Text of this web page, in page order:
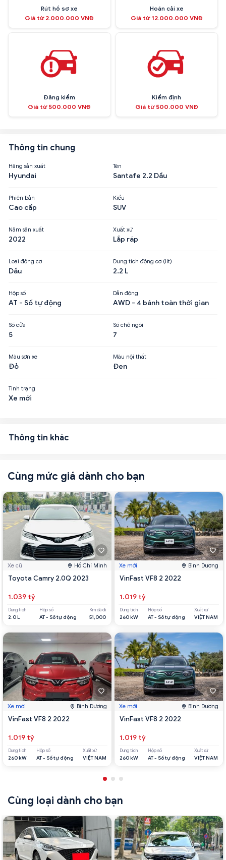
Rút hồ sơ xe
Giá từ 2.000.000 VNĐ
Hoán cải xe
Giá từ 12.000.000 VNĐ
Đăng kiểm
Giá từ 500.000 VNĐ
Kiểm định
Giá từ 500.000 VNĐ
Thông tin chung
Hãng sản xuất
Hyundai
Tên
Santafe 2.2 Dầu
Phiên bản
Cao cấp
Kiểu
SUV
Năm sản xuất
2022
Xuất xứ
Lắp ráp
Loại động cơ
Dầu
Dung tích động cơ (lít)
2.2 L
Hộp số
AT - Số tự động
Dẫn động
AWD - 4 bánh toàn thời gian
Số cửa
5
Số chỗ ngồi
7
Màu sơn xe
Đỏ
Màu nội thất
Đen
Tình trạng
Xe mới
Thông tin khác
Cùng mức giá dành cho bạn
Xe cũ Hồ Chí Minh
Toyota Camry 2.0Q 2023
1.039 tỷ
Dung tích
2.0 L
Hộp số
AT - Số tự động
Km đã đi
51,000
Xe mới Bình Dương
VinFast VF8 2 2022
1.019 tỷ
Dung tích
260 kW
Hộp số
AT - Số tự động
Xuất xứ
VIỆT NAM
Xe mới Bình Dương
VinFast VF8 2 2022
1.019 tỷ
Dung tích
260 kW
Hộp số
AT - Số tự động
Xuất xứ
VIỆT NAM
Xe mới Bình Dương
VinFast VF8 2 2022
1.019 tỷ
Dung tích
260 kW
Hộp số
AT - Số tự động
Xuất xứ
VIỆT NAM
Cùng loại dành cho bạn